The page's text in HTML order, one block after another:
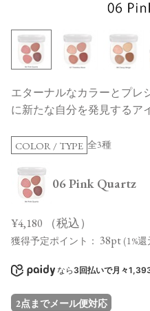
エターナルなカラーとプレ
に新たな自分を発見するア
COLOR / TYPE 全3種
06 Pink Quartz
¥4,180 （税込）
獲得予定ポイント： 38pt (1%
なら 3回払いで月々
2点までメール便対応